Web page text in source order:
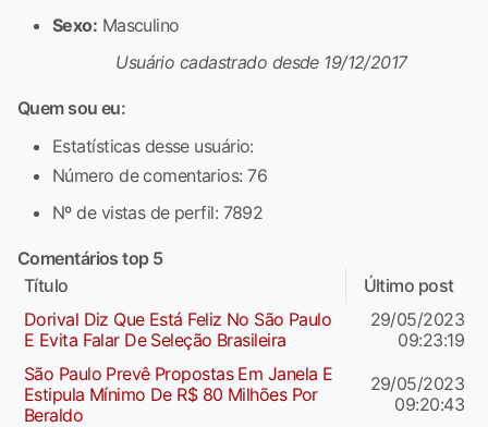
Sexo: Masculino
Usuário cadastrado desde 19/12/2017
Quem sou eu:
Estatísticas desse usuário:
Número de comentarios: 76
Nº de vistas de perfil: 7892
Comentários top 5
Título
Último post
Dorival Diz Que Está Feliz No São Paulo
E Evita Falar De Seleção Brasileira
29/05/2023
09:23:19
São Paulo Prevê Propostas Em Janela E
Estipula Mínimo De R$ 80 Milhões Por
Beraldo
29/05/2023
09:20:43